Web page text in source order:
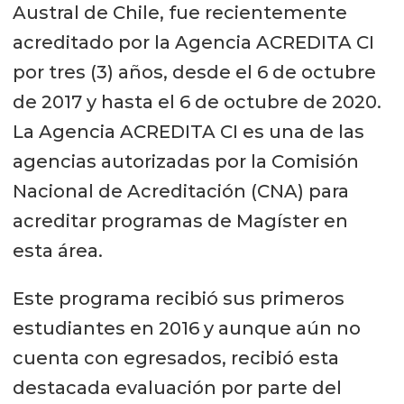
Austral de Chile, fue recientemente
acreditado por la Agencia ACREDITA CI
por tres (3) años, desde el 6 de octubre
de 2017 y hasta el 6 de octubre de 2020.
La Agencia ACREDITA CI es una de las
agencias autorizadas por la Comisión
Nacional de Acreditación (CNA) para
acreditar programas de Magíster en
esta área.
Este programa recibió sus primeros
estudiantes en 2016 y aunque aún no
cuenta con egresados, recibió esta
destacada evaluación por parte del